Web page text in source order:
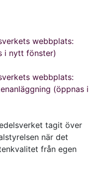
webbplats:
i nytt fönster)
webbplats:
(öppnas i
tagit över
när det
från egen